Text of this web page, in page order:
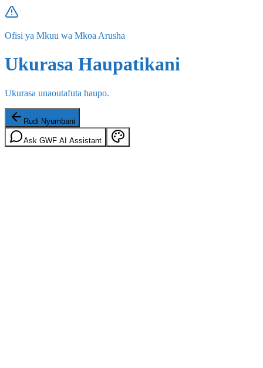
Ofisi ya Mkuu wa Mkoa Arusha
Ukurasa Haupatikani
Ukurasa unaoutafuta haupo.
Rudi Nyumbani
Ask GWF AI Assistant